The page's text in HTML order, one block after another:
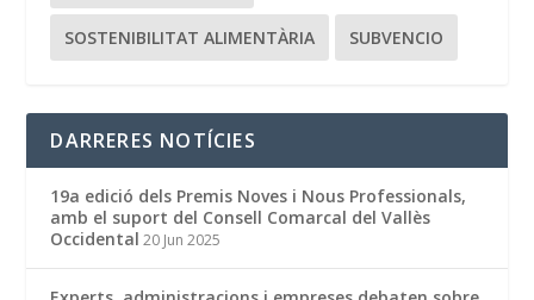
SOSTENIBILITAT ALIMENTÀRIA SUBVENCIO
DARRERES NOTÍCIES
19a edició dels Premis Noves i Nous Professionals,
amb el suport del Consell Comarcal del Vallès
Occidental 20 Jun 2025